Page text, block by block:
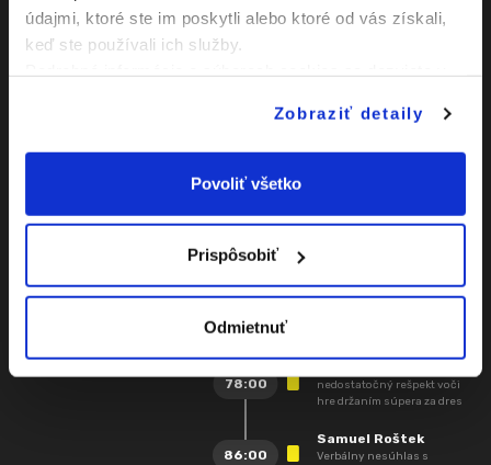
údajmi, ktoré ste im poskytli alebo ktoré od vás získali,
keď ste používali ich služby.
Zobraziť detaily
Povoliť všetko
Prispôsobiť
Odmietnuť
58:00
Peter Volaj
NS - kopnutie súpera
riskantným spôsobom
Striedajúci hráč: Peter Dudko
Alex Podstrelený
Tobiáš Sidor
Matúš Hyben
78:00
nedostatočný rešpekt voči
hre držaním súpera za dres
86:00
Samuel Roštek
Verbálny nesúhlas s